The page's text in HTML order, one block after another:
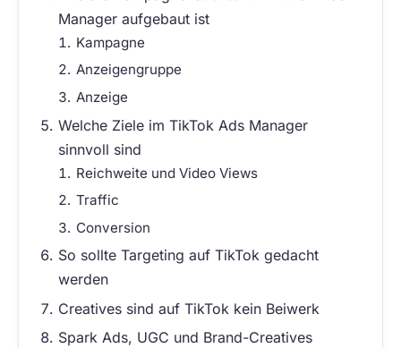
Manager aufgebaut ist
Kampagne
Anzeigengruppe
Anzeige
Welche Ziele im TikTok Ads Manager
sinnvoll sind
Reichweite und Video Views
Traffic
Conversion
So sollte Targeting auf TikTok gedacht
werden
Creatives sind auf TikTok kein Beiwerk
Spark Ads, UGC und Brand-Creatives